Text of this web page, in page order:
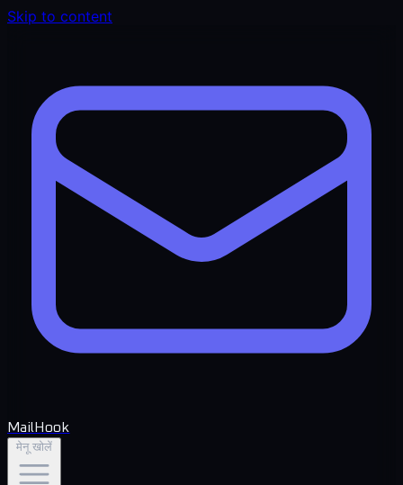
Skip to content
MailHook
मेनू खोलें